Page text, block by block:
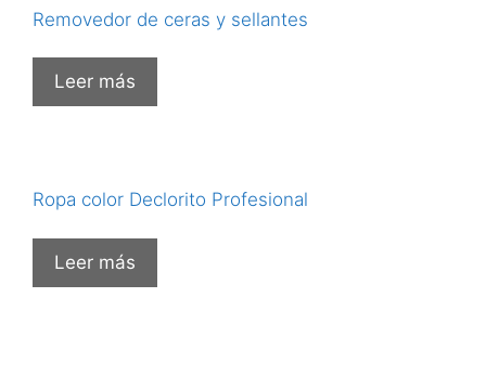
Removedor de ceras y sellantes
Leer más
Ropa color Declorito Profesional
Leer más